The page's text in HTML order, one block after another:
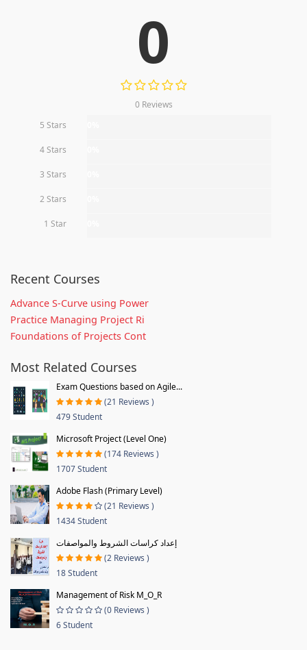
0
0 Reviews
5 Stars
4 Stars
3 Stars
2 Stars
1 Star
Recent Courses
Advance S-Curve using Power
Practice Managing Project Ri
Foundations of Projects Cont
Most Related Courses
Exam Questions based on Agile...
(21 Reviews )
479 Student
Microsoft Project (Level One)
(174 Reviews )
1707 Student
Adobe Flash (Primary Level)
(21 Reviews )
1434 Student
إعداد كراسات الشروط والمواصفات
(2 Reviews )
18 Student
Management of Risk M_O_R
(0 Reviews )
6 Student